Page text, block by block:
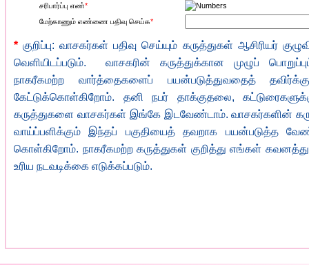
சரிபார்ப்பு எண்*
மேற்காணும் எண்ணை பதிவு செய்க*
* குறிப்பு: வாசகர்கள் பதிவு செய்யும் கருத்துகள் ஆசிரியர்
வெளியிடப்படும். வாசகரின் கருத்துக்கான முழுப்
நாகரீகமற்ற வார்த்தைகளைப் பயன்படுத்துவதைத்
கேட்டுக்கொள்கிறோம். தனி நபர் தாக்குதலை,
கருத்துகளை வாசகர்கள் இங்கே இடவேண்டாம். வாசகர்களின்
வாய்ப்பளிக்கும் இந்தப் பகுதியைத் தவறாக பயன்படுத்த
கொள்கிறோம். நாகரீகமற்ற கருத்துகள் குறித்து எங்கள்
உரிய நடவடிக்கை எடுக்கப்படும்.